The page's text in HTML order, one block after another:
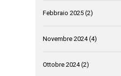
Febbraio 2025 (2)
Novembre 2024(4)
Ottobre 2024(2)